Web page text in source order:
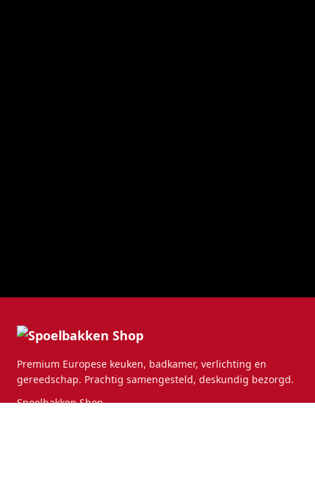
Premium Europese keuken, badkamer, verlichting en
gereedschap. Prachtig samengesteld, deskundig bezorgd.
Spoelbakken Shop